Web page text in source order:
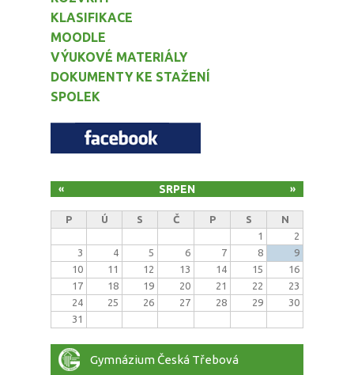
KLASIFIKACE
MOODLE
VÝUKOVÉ MATERIÁLY
DOKUMENTY KE STAŽENÍ
SPOLEK
SRPEN
« »
P Ú S Č P S
N
1
2
3
4 5 6 7 8
9
10
11 12 13 14 15
16
17
18 19 20 21 22
23
24
25 26 27 28 29
30
31
Gymnázium Česká Třebová